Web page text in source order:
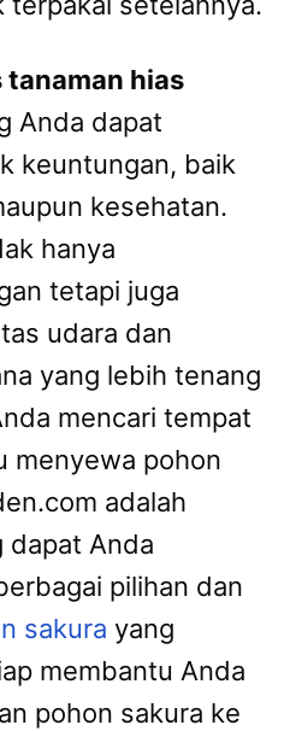
tanaman hias
Anda dapat
keuntungan, baik
kesehatan.
hanya
tetapi juga
udara dan
yang lebih tenang
mencari tempat
menyewa pohon
adalah
dapat Anda
pilihan dan
sakura yang
membantu Anda
pohon sakura ke